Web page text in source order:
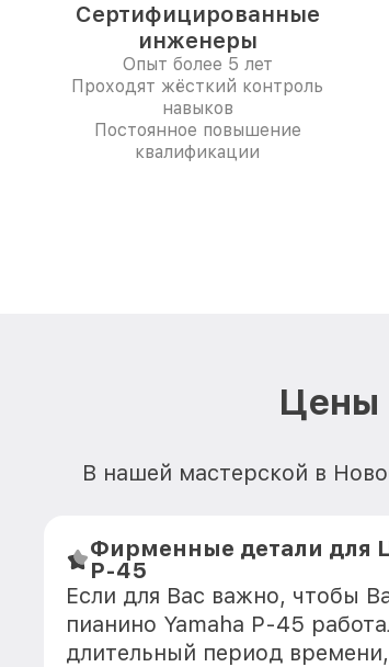
Сертифицированные
инженеры
Опыт более 5 лет
Проходят жёсткий контроль
навыков
Постоянное повышение
квалификации
Цены
В нашей мастерской в
Фирменные детали для
P-45
Если для Вас важно, чтобы
пианино Yamaha P-45
длительный период